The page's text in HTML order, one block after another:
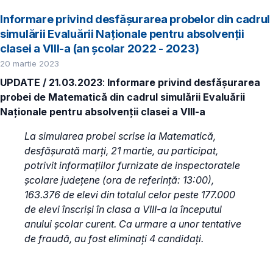
Informare privind desfășurarea probelor din cadrul
simulării Evaluării Naționale pentru absolvenții
clasei a VIII-a (an școlar 2022 - 2023)
20 martie 2023
UPDATE / 21.03.2023: Informare privind desfășurarea
probei de Matematică din cadrul simulării Evaluării
Naționale pentru absolvenții clasei a VIII-a
La simularea probei scrise la Matematică,
desfășurată marți, 21 martie, au participat,
potrivit informațiilor furnizate de inspectoratele
școlare județene (ora de referință: 13:00),
163.376 de elevi din totalul celor peste 177.000
de elevi înscriși în clasa a VIII-a la începutul
anului școlar curent. Ca urmare a unor tentative
de fraudă, au fost eliminați 4 candidați.